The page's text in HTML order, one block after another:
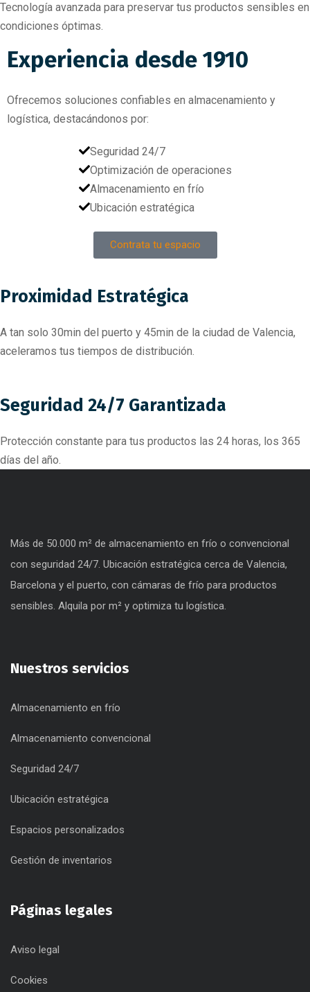
Tecnología avanzada para preservar tus productos sensibles en
condiciones óptimas.
Experiencia desde 1910
Ofrecemos soluciones confiables en almacenamiento y
logística, destacándonos por:
Seguridad 24/7
Optimización de operaciones
Almacenamiento en frío
Ubicación estratégica
Contrata tu espacio
Proximidad Estratégica
A tan solo 30min del puerto y 45min de la ciudad de Valencia,
aceleramos tus tiempos de distribución.
Seguridad 24/7 Garantizada
Protección constante para tus productos las 24 horas, los 365
días del año.
Más de 50.000 m² de almacenamiento en frío o convencional
con seguridad 24/7. Ubicación estratégica cerca de Valencia,
Barcelona y el puerto, con cámaras de frío para productos
sensibles. Alquila por m² y optimiza tu logística.
Nuestros servicios
Almacenamiento en frío
Almacenamiento convencional
Seguridad 24/7
Ubicación estratégica
Espacios personalizados
Gestión de inventarios
Páginas legales
Aviso legal
Cookies